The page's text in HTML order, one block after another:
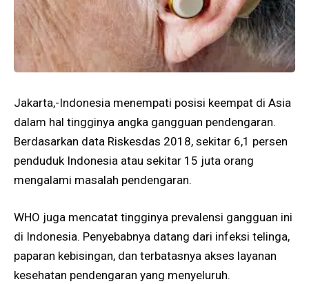
Jakarta,-Indonesia menempati posisi keempat di Asia
dalam hal tingginya angka gangguan pendengaran.
Berdasarkan data Riskesdas 2018, sekitar 6,1 persen
penduduk Indonesia atau sekitar 15 juta orang
mengalami masalah pendengaran.
WHO juga mencatat tingginya prevalensi gangguan ini
di Indonesia. Penyebabnya datang dari infeksi telinga,
paparan kebisingan, dan terbatasnya akses layanan
kesehatan pendengaran yang menyeluruh.